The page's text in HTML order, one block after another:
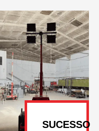
SUCESSO